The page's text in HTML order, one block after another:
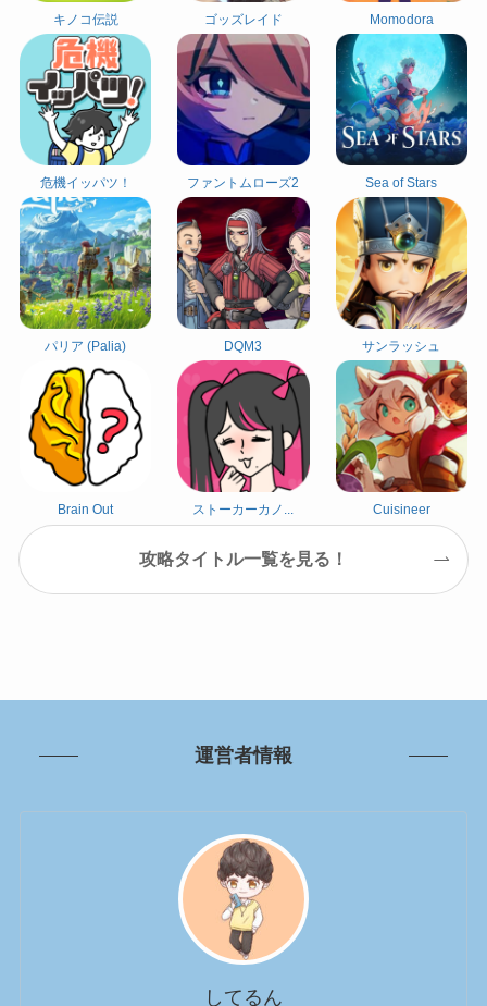
キノコ伝説 ゴッズレイド Momodora
危機イッパツ！ ファントムローズ2 Sea of Stars
パリア (Palia) DQM3 サンラッシュ
Brain Out ストーカーカノ... Cuisineer
攻略タイトル一覧を見る！
運営者情報
してるん